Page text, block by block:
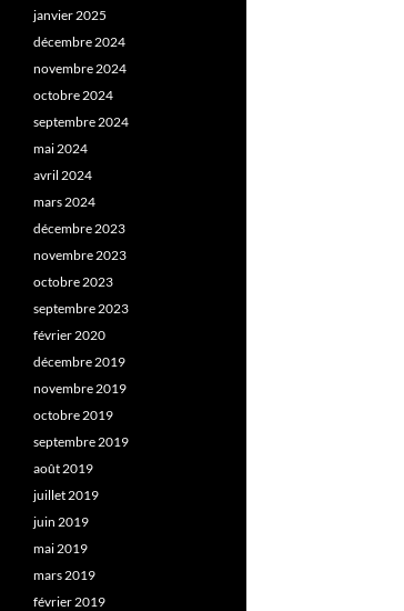
janvier 2025
décembre 2024
novembre 2024
octobre 2024
septembre 2024
mai 2024
avril 2024
mars 2024
décembre 2023
novembre 2023
octobre 2023
septembre 2023
février 2020
décembre 2019
novembre 2019
octobre 2019
septembre 2019
août 2019
juillet 2019
juin 2019
mai 2019
mars 2019
février 2019